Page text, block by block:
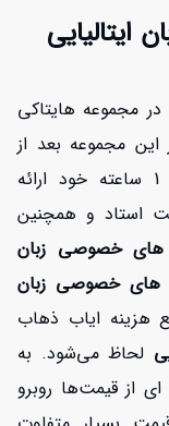
در مجموعه هایتاکی
این مجموعه بعد از
بررسی قیمتی که استادها برای تدریس 1 ساعته خود ارائه
استاد و همچنین
های خصوصی زبان
های خصوصی زبان
هزینه ایاب ذهاب
لحاظ می‌شود. به
از قیمت‌ها روبرو